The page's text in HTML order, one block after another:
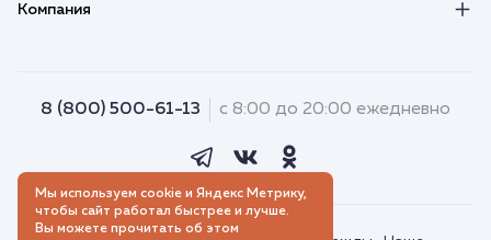
Компания
8 (800) 500-61-13 с 8:00 до 20:00 ежедневно
Мы используем cookie и Яндекс Метрику,
чтобы сайт работал быстрее и лучше.
Вы можете прочитать об этом